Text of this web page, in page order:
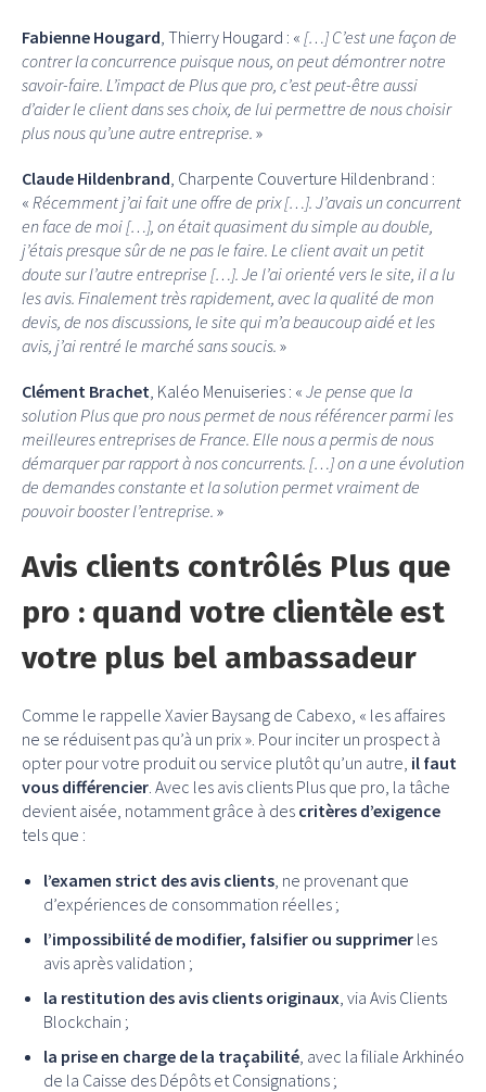
Fabienne Hougard , Thierry Hougard : « […] C’est une façon de
contrer la concurrence puisque nous, on peut démontrer notre
savoir-faire. L’impact de Plus que pro, c’est peut-être aussi
d’aider le client dans ses choix, de lui permettre de nous choisir
plus nous qu’une autre entreprise. »
Claude Hildenbrand , Charpente Couverture Hildenbrand :
« Récemment j’ai fait une offre de prix […]. J’avais un concurrent
en face de moi […], on était quasiment du simple au double,
j’étais presque sûr de ne pas le faire. Le client avait un petit
doute sur l’autre entreprise […]. Je l’ai orienté vers le site, il a lu
les avis. Finalement très rapidement, avec la qualité de mon
devis, de nos discussions, le site qui m’a beaucoup aidé et les
avis, j’ai rentré le marché sans soucis. »
Clément Brachet , Kaléo Menuiseries : « Je pense que la
solution Plus que pro nous permet de nous référencer parmi les
meilleures entreprises de France. Elle nous a permis de nous
démarquer par rapport à nos concurrents. […] on a une évolution
de demandes constante et la solution permet vraiment de
pouvoir booster l’entreprise. »
Avis clients contrôlés Plus que
pro : quand votre clientèle est
votre plus bel ambassadeur
Comme le rappelle Xavier Baysang de Cabexo, « les affaires
ne se réduisent pas qu’à un prix ». Pour inciter un prospect à
opter pour votre produit ou service plutôt qu’un autre, il faut
vous différencier . Avec les avis clients Plus que pro, la tâche
devient aisée, notamment grâce à des critères d’exigence
tels que :
l’examen strict des avis clients , ne provenant que
d’expériences de consommation réelles ;
l’impossibilité de modifier, falsifier ou supprimer les
avis après validation ;
la restitution des avis clients originaux , via Avis Clients
Blockchain ;
la prise en charge de la traçabilité , avec la filiale Arkhinéo
de la Caisse des Dépôts et Consignations ;